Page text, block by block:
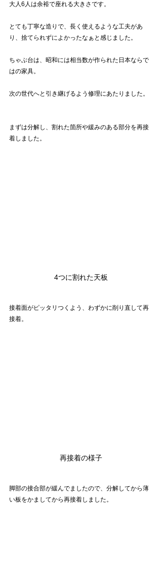
大人6人は余裕で座れる大きさです。
とても丁寧な造りで、長く使えるような工夫があ
り、捨てられずによかったなぁと感じました。
ちゃぶ台は、昭和には相当数が作られた日本ならで
はの家具。
次の世代へと引き継げるよう修理にあたりました。
まずは分解し、割れた箇所や緩みのある部分を再接
着しました。
4つに割れた天板
接着面がピッタリつくよう、わずかに削り直して再
接着。
再接着の様子
脚部の接合部が緩んでましたので、分解してから薄
い板をかましてから再接着しました。